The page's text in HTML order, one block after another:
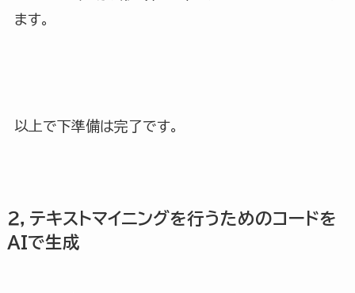
ます。
以上で下準備は完了です。
２，テキストマイニングを行うためのコードを
AIで生成